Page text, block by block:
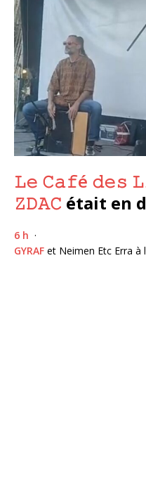
𝙻𝚎 𝙲𝚊𝚏é 𝚍𝚎𝚜
𝚉𝙳𝙰𝙲 était en
6 h ·
GYRAF et Neimen Etc Erra à